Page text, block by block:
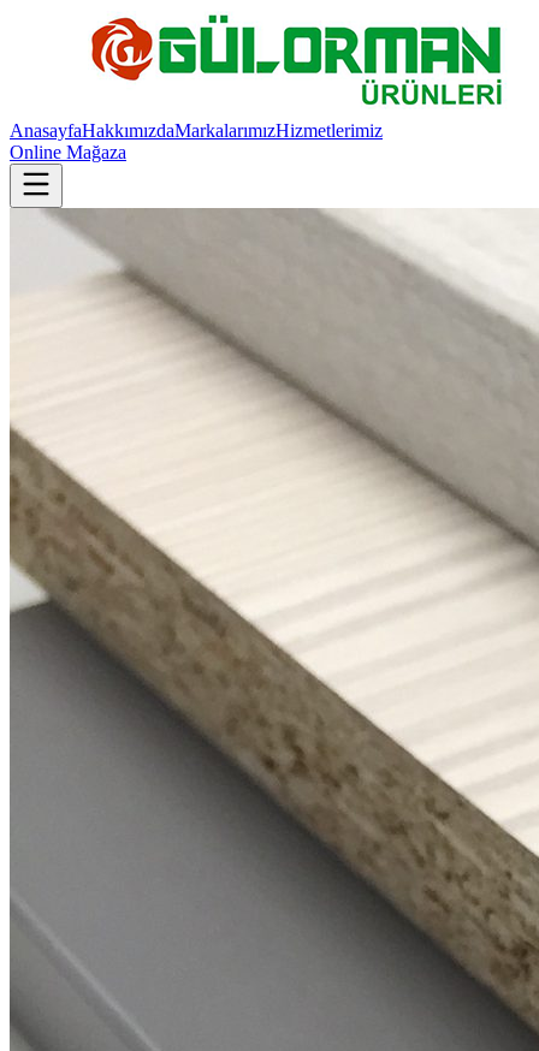
AnasayfaHakkımızdaMarkalarımızHizmetlerimiz
Online Mağaza